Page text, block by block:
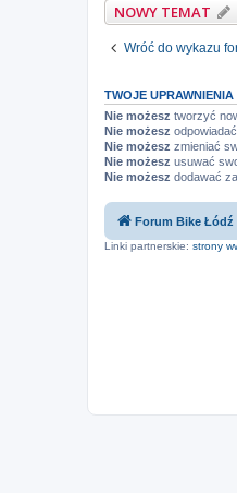
NOWY TEMAT
Wróć do wykazu
TWOJE
Nie możesz tworzyć
Nie możesz
Nie możesz zmieniać
Nie możesz usuwać
Nie możesz dodawać
Forum Bike Łódź
Linki partnerskie: strony